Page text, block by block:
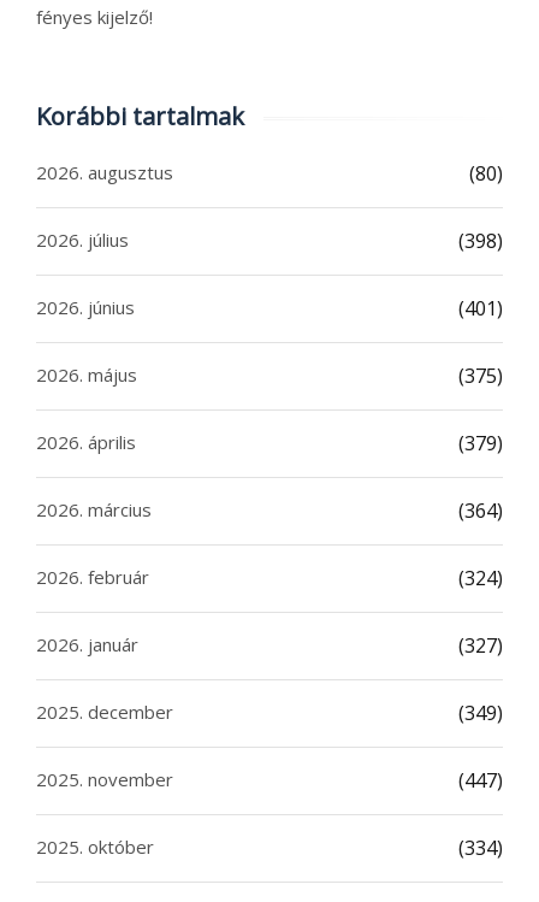
fényes kijelző!
Korábbi tartalmak
2026. augusztus (80)
2026. július (398)
2026. június (401)
2026. május (375)
2026. április (379)
2026. március (364)
2026. február (324)
2026. január (327)
2025. december (349)
2025. november (447)
2025. október (334)